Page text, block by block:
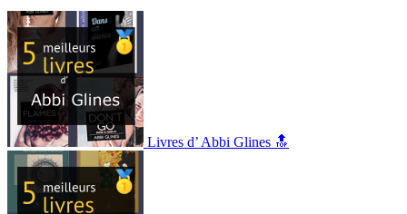
Livres d’ Abbi Glines 🔝